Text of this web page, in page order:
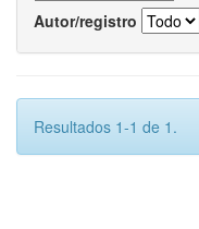
Autor/registro
Resultados 1-1 de 1.